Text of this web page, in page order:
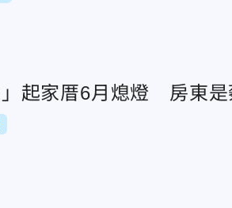
起家厝6月熄燈 房東是